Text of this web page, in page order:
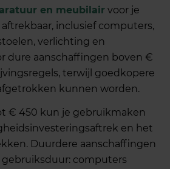
en meubilair voor je
inclusief computers,
verlichting en
dure aanschaffingen boven €
terwijl goedkopere
kunnen worden.
€ 450 kun je gebruikmaken
en het
Duurdere aanschaffingen
gebruiksduur: computers